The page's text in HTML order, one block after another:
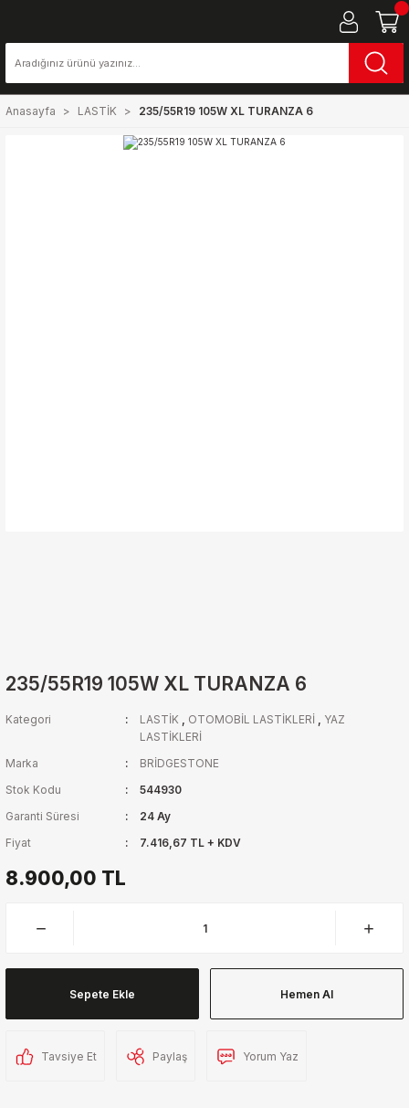
Anasayfa LASTİK 235/55R19 105W XL TURANZA 6
235/55R19 105W XL TURANZA 6
Kategori LASTİK , OTOMOBİL LASTİKLERİ , YAZ
LASTİKLERİ
Marka
BRİDGESTONE
Stok Kodu
544930
Garanti Süresi
24 Ay
Fiyat
7.416,67 TL + KDV
8.900,00 TL
Sepete Ekle Hemen Al
Tavsiye Et Paylaş Yorum Yaz